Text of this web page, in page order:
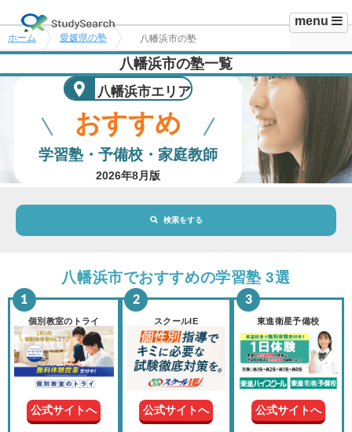
menu
ホーム 愛媛県の塾 八幡浜市の塾
八幡浜市の塾一覧
八幡浜市エリア
おすすめ
学習塾・予備校・家庭教師
2026年8月版
検索をする
地域・駅 八幡浜市エリア
選択されていません
市区町村 選択されていません 変更
現在の
学年
八幡浜市でおすすめの学習塾 3選
個別教室のトライ
公式サイトへ
スクールIE
公式サイトへ
東進衛星予備校
公式サイトへ